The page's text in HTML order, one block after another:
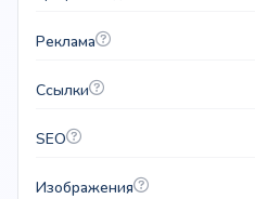
Реклама
Ссылки
SEO
Изображения